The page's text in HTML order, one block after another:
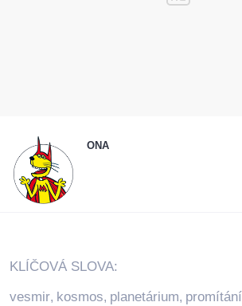
ONA
KLÍČOVÁ SLOVA:
vesmir, kosmos, planetárium, promítání